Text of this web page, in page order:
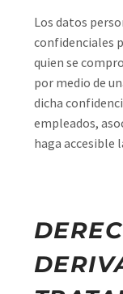
Los datos
confidenciales
quien se
por medio de
dicha
empleados,
haga accesible